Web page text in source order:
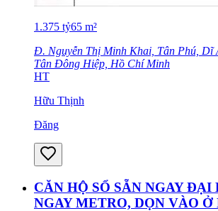
1.375 tỷ65 m²
Đ. Nguyễn Thị Minh Khai, Tân Phú, Dĩ
Tân Đông Hiệp, Hồ Chí Minh
HT
Hữu Thịnh
Đăng
CĂN HỘ SỔ SẴN NGAY ĐẠI
NGAY METRO, DỌN VÀO Ở